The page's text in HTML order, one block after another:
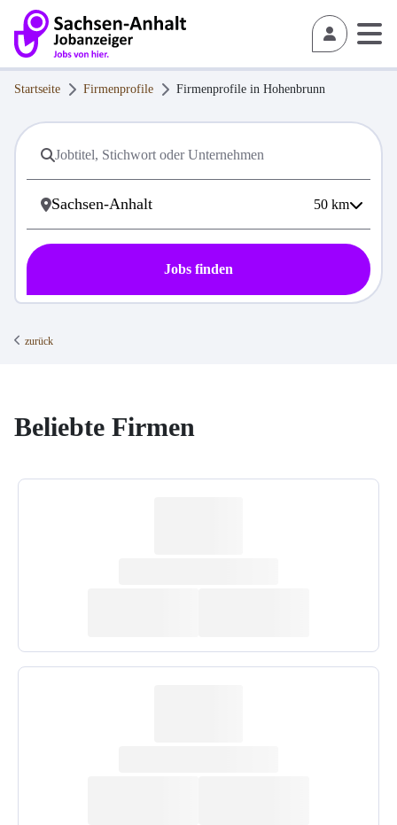
Startseite Firmenprofile Firmenprofile in Hohenbrunn
50 km
Jobs finden
zurück
Beliebte Firmen